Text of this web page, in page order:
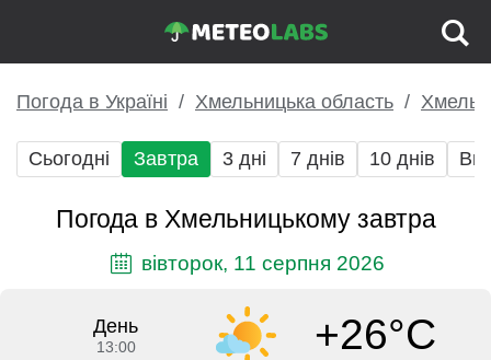
Погода в Україні Хмельницька область
Сьогодні Завтра 3 дні 7 днів 10 днів
Погода в Хмельницькому завтра
вівторок, 11 серпня 2026
День
13:00 +26°C